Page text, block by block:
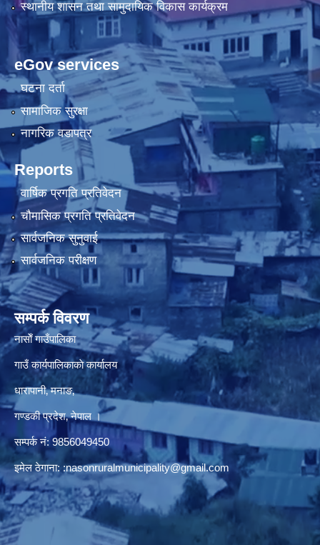
स्थानीय शासन तथा सामुदायिक विकास कार्यक्रम
eGov services
घटना दर्ता
सामाजिक सुरक्षा
नागरिक वडापत्र
Reports
वार्षिक प्रगति प्रतिवेदन
चौमासिक प्रगति प्रतिवेदन
सार्वजनिक सुनुवाई
सार्वजनिक परीक्षण
सम्पर्क विवरण
नासाेँ गाउँपालिका
गाउँ कार्यपालिकाकाे कार्यालय
धारापानी‚ मनाङ‚
गण्डकी प्रदेश‚ नेपाल ।
सम्पर्क न‌ं‍: 9856049450
इमेल ठेगाना: :nasonruralmunicipality@gmail.com